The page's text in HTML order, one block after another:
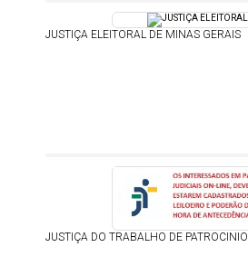
JUSTIÇA ELEITORAL DE MINAS GERAIS
JUSTIÇA DO TRABALHO DE PATROCINIO